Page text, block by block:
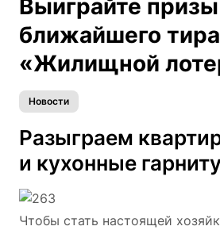
Выиграйте призы
ближайшего
«Жилищной
Новости
Разыграем
и кухонные
Чтобы стать настоящей